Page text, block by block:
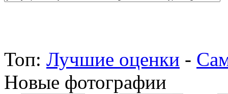
Топ: Лучшие оценки -
Новые фотографии